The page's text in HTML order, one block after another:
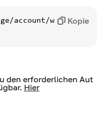
account/w
Kopie
den erforderlichen Aut
Hier